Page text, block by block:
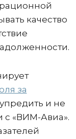
качество
за
и не
с «ВИМ-Авиа».